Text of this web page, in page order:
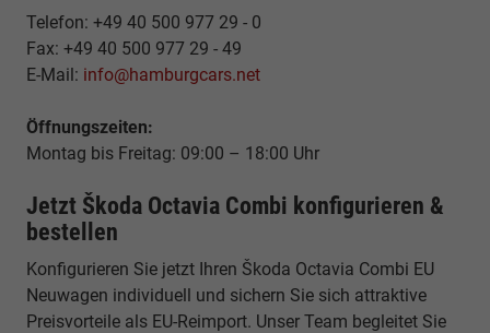
Telefon: +49 40 500 977 29 - 0
Fax: +49 40 500 977 29 - 49
E-Mail: info@hamburgcars.net
Öffnungszeiten:
Montag bis Freitag: 09:00 – 18:00 Uhr
Jetzt Škoda Octavia Combi konfigurieren &
bestellen
Konfigurieren Sie jetzt Ihren Škoda Octavia Combi EU
Neuwagen individuell und sichern Sie sich attraktive
Preisvorteile als EU-Reimport. Unser Team begleitet Sie